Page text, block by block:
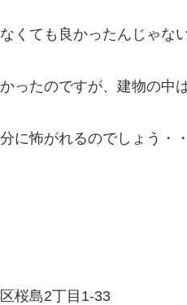
くても良かったんじゃな
ったのですが、建物の中
に怖がれるのでしょう・
桜島2丁目1-33